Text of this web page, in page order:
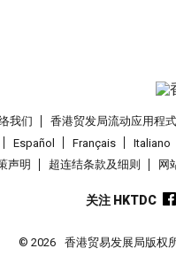
我们 香港贸发局流动应用程式
Español
Français Italiano
声明
超连结条款及细则 网
关注 HKTDC
© 2026 香港贸易发展局版权